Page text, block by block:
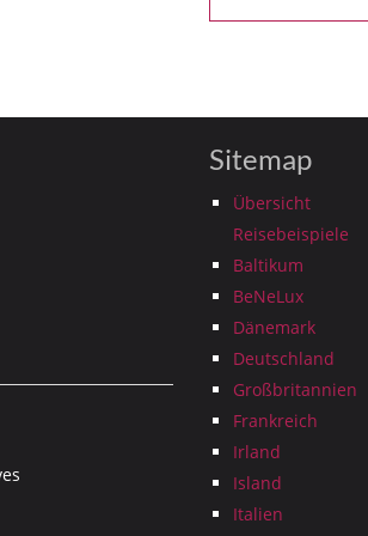
Sitemap
Übersicht
Reisebeispiele
Baltikum
BeNeLux
Dänemark
Deutschland
Großbritannien
Frankreich
Irland
Island
Italien